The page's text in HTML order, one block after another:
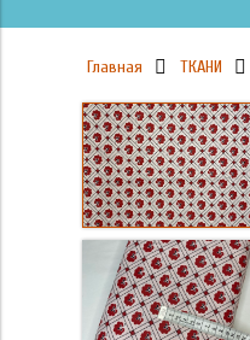
Главная ТКАНИ